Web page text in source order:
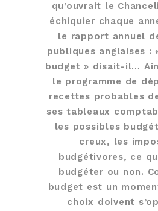
qu’ouvrait le
échiquier chaque
le rapport annuel
publiques anglaises :
budget » disait-il…
le programme de
recettes probables
ses tableaux
les possibles
creux, les
budgétivores, ce
budgéter ou non.
budget est un
choix doivent